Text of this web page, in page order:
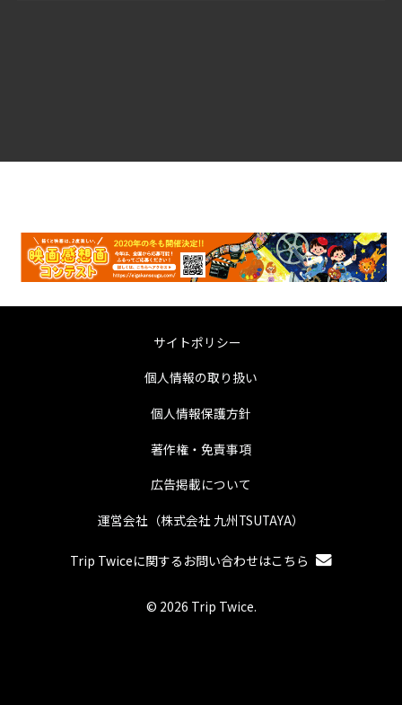
サイトポリシー
個人情報の取り扱い
個人情報保護方針
著作権・免責事項
広告掲載について
運営会社（株式会社 九州TSUTAYA）
Trip Twiceに関するお問い合わせはこちら
© 2026 Trip Twice.